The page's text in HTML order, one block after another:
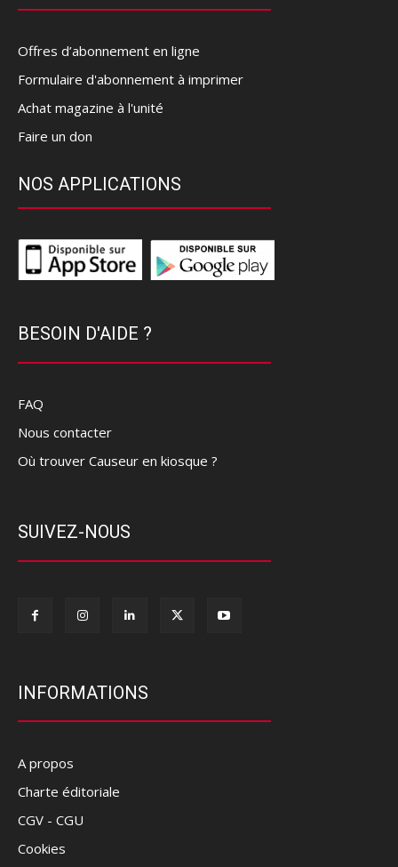
Offres d’abonnement en ligne
Formulaire d'abonnement à imprimer
Achat magazine à l'unité
Faire un don
NOS APPLICATIONS
BESOIN D'AIDE ?
FAQ
Nous contacter
Où trouver Causeur en kiosque ?
SUIVEZ-NOUS
INFORMATIONS
A propos
Charte éditoriale
CGV - CGU
Cookies